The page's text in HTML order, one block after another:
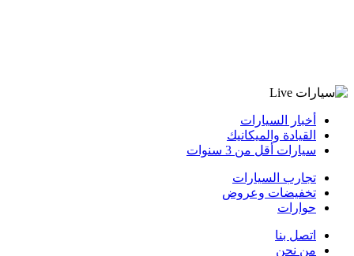
أخبار السيارات
القيادة والميكانيك
سيارات أقل من 3 سنوات
تجارب السيارات
تخفيضات وعروض
حوارات
اتصل بنا
من نحن